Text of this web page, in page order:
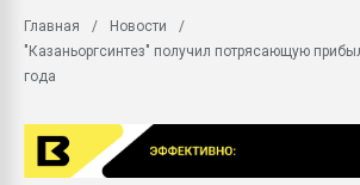
Главная
Новости
"Казаньоргсинтез" получил потрясающую
года